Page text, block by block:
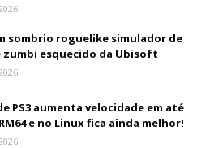
sombrio roguelike simulador de
zumbi esquecido da Ubisoft
PS3 aumenta velocidade em até
e no Linux fica ainda melhor!